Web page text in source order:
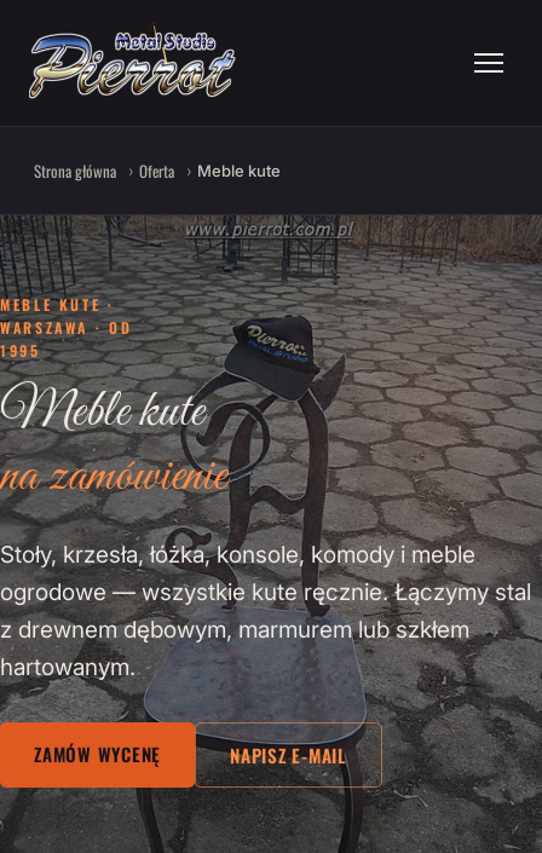
Strona główna Oferta Meble kute
MEBLE KUTE ·
WARSZAWA · OD
1995
Meble kute
na zamówienie
Stoły, krzesła, łóżka, konsole, komody i meble
ogrodowe — wszystkie kute ręcznie. Łączymy stal
z drewnem dębowym, marmurem lub szkłem
hartowanym.
ZAMÓW WYCENĘ NAPISZ E-MAIL